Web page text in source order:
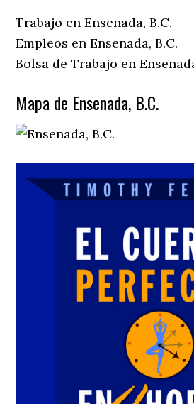
Trabajo en Ensenada, B.C.
Empleos en Ensenada, B.C.
Bolsa de Trabajo en
Mapa de Ensenada, B.C.